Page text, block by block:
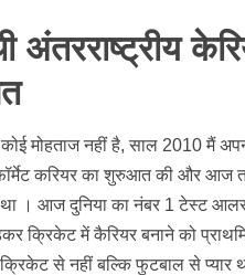
मोहताज नहीं है, साल 2010 मैं
करियर का शुरुआत की और आज
। आज दुनिया का नंबर 1 टेस्ट
क्रिकेट में कैरियर बनाने को
से नहीं बल्कि फुटबाल से प्यार